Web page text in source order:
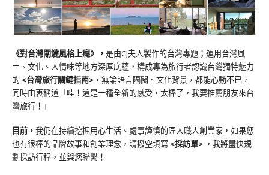
《對台灣關鍵風格上癮》 ， 是由CJ夫人製作的台灣專題；運用台灣風
土、文化、人情味等地方深厚底蘊，構成專為旅行者認識台灣獨特魅力
的 <台灣旅行關鍵指南> ，無論語言隔閡、文化背景，都能心動不已，
同時由衷稱道「哇！這是一種全新的感受，太棒了，我要推薦朋友來台
灣旅行！」
目前， 我仍在持續挖掘用心生活、處事謹慎的匠人職人創業家，如果您
也有很棒的品牌故事和創業理念，請撥空填寫 <採訪單> ，我將盡快規
劃採訪行程，並與您聯繫！